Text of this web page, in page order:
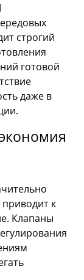
строгий
готовой
даже в
к
Клапаны